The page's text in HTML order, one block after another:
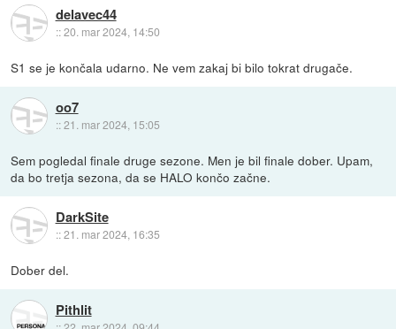
delavec44
::20. mar 2024, 14:50
S1 se je končala udarno. Ne vem zakaj bi bilo tokrat drugače.
oo7
::21. mar 2024, 15:05
Sem pogledal finale druge sezone. Men je bil finale dober. Upam,
da bo tretja sezona, da se HALO končo začne.
DarkSite
::21. mar 2024, 16:35
Dober del.
Pithlit